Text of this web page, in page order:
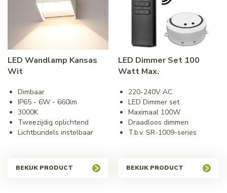
LED Wandlamp Kansas
Wit
Dimbaar
IP65 - 6W - 660lm
3000K
Tweezijdig oplichtend
Lichtbundels instelbaar
BEKIJK PRODUCT
LED Dimmer Set 100
Watt Max.
220-240V AC
LED Dimmer set
Maximaal 100W
Draadloos dimmen
T.b.v. SR-1009-series
BEKIJK PRODUCT